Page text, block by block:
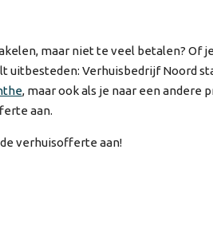
maar niet te veel betalen? Of
Verhuisbedrijf Noord
, maar ook als je naar een andere
aan.
verhuisofferte aan!